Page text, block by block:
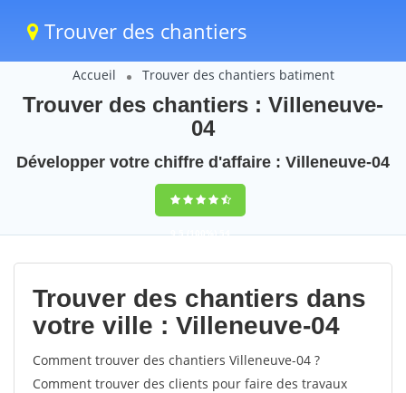
Trouver des chantiers
Accueil Trouver des chantiers batiment
Trouver des chantiers : Villeneuve-
04
Développer votre chiffre d'affaire : Villeneuve-04
9,5(100%)54
votes
Trouver des chantiers dans
votre ville : Villeneuve-04
Comment trouver des chantiers Villeneuve-04 ?
Comment trouver des clients pour faire des travaux